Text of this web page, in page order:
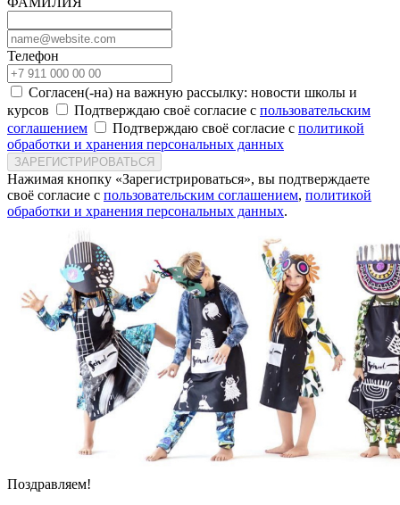
Телефон
Согласен(-на) на важную рассылку: новости школы и
курсов
Подтверждаю своё согласие с пользовательским
соглашением
Подтверждаю своё согласие с политикой
обработки и хранения персональных данных
ЗАРЕГИСТРИРОВАТЬСЯ
Нажимая кнопку «Зарегистрироваться», вы подтверждаете
своё согласие с пользовательским соглашением, политикой
обработки и хранения персональных данных.
Поздравляем!